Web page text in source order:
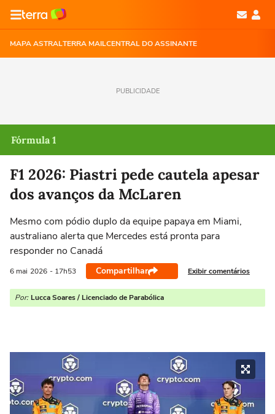
MAPA ASTRALTERRA MAILCENTRAL DO ASSINANTE
PUBLICIDADE
Fórmula 1
F1 2026: Piastri pede cautela apesar
dos avanços da McLaren
Mesmo com pódio duplo da equipe papaya em Miami,
australiano alerta que Mercedes está pronta para
responder no Canadá
6 mai 2026 - 17h53 Compartilhar Exibir comentários
Por: Lucca Soares / Licenciado de Parabólica